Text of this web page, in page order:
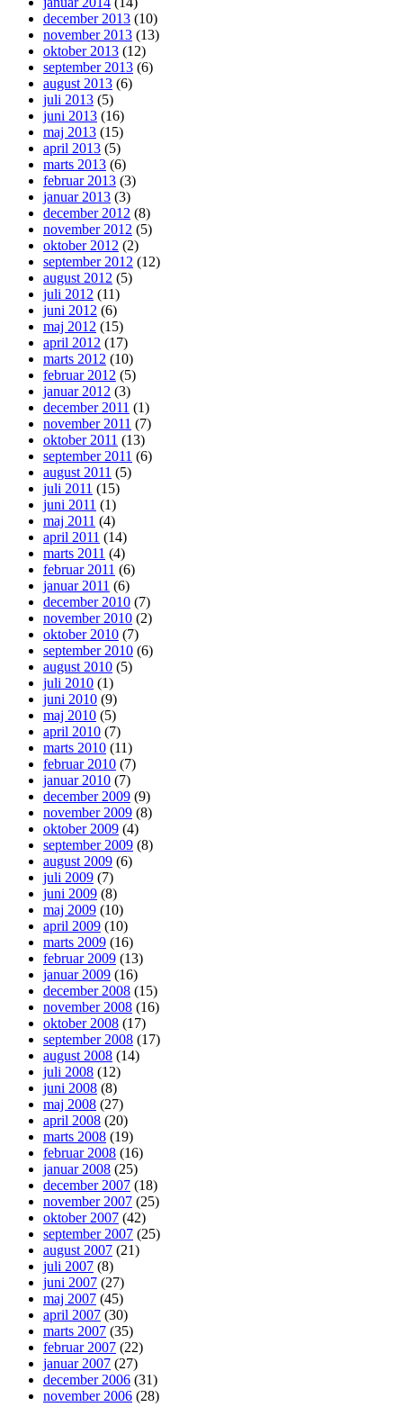
december 2013 (10)
november 2013 (13)
oktober 2013 (12)
september 2013 (6)
august 2013 (6)
juli 2013 (5)
juni 2013 (16)
maj 2013 (15)
april 2013 (5)
marts 2013 (6)
februar 2013 (3)
januar 2013 (3)
december 2012 (8)
november 2012 (5)
oktober 2012 (2)
september 2012 (12)
august 2012 (5)
juli 2012 (11)
juni 2012 (6)
maj 2012 (15)
april 2012 (17)
marts 2012 (10)
februar 2012 (5)
januar 2012 (3)
december 2011 (1)
november 2011 (7)
oktober 2011 (13)
september 2011 (6)
august 2011 (5)
juli 2011 (15)
juni 2011 (1)
maj 2011 (4)
april 2011 (14)
marts 2011 (4)
februar 2011 (6)
januar 2011 (6)
december 2010 (7)
november 2010 (2)
oktober 2010 (7)
september 2010 (6)
august 2010 (5)
juli 2010 (1)
juni 2010 (9)
maj 2010 (5)
april 2010 (7)
marts 2010 (11)
februar 2010 (7)
januar 2010 (7)
december 2009 (9)
november 2009 (8)
oktober 2009 (4)
september 2009 (8)
august 2009 (6)
juli 2009 (7)
juni 2009 (8)
maj 2009 (10)
april 2009 (10)
marts 2009 (16)
februar 2009 (13)
januar 2009 (16)
december 2008 (15)
november 2008 (16)
oktober 2008 (17)
september 2008 (17)
august 2008 (14)
juli 2008 (12)
juni 2008 (8)
maj 2008 (27)
april 2008 (20)
marts 2008 (19)
februar 2008 (16)
januar 2008 (25)
december 2007 (18)
november 2007 (25)
oktober 2007 (42)
september 2007 (25)
august 2007 (21)
juli 2007 (8)
juni 2007 (27)
maj 2007 (45)
april 2007 (30)
marts 2007 (35)
februar 2007 (22)
januar 2007 (27)
december 2006 (31)
november 2006 (28)